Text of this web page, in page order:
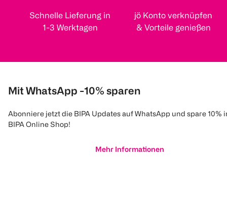
Schnelle Lieferung in
1-3 Werktagen
jö Konto verknüpfen
& Vorteile genießen
Mit WhatsApp -10% sparen
Abonniere jetzt die BIPA Updates auf WhatsApp und spare 10%
BIPA Online Shop!
Mehr Informationen